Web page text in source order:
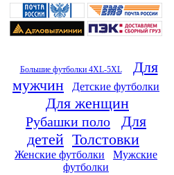
Большие футболки 4XL-5XL
Для
мужчин
Детские футболки
Для женщин
Рубашки поло
Для
детей Толстовки
Женские футболки
Мужские
футболки